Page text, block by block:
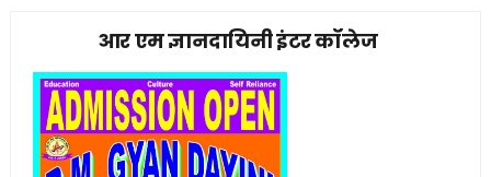
आर एम ज्ञानदायिनी इंटर कॉलेज